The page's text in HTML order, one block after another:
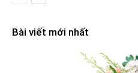
Bài viết mới nhất